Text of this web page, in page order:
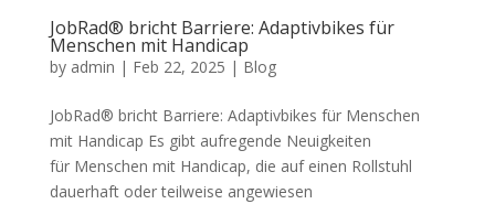
JobRad® bricht Barriere: Adaptivbikes für
Menschen mit Handicap
by admin | Feb 22, 2025 | Blog
JobRad® bricht Barriere: Adaptivbikes für Menschen
mit Handicap Es gibt aufregende Neuigkeiten
für Menschen mit Handicap, die auf einen Rollstuhl
dauerhaft oder teilweise angewiesen